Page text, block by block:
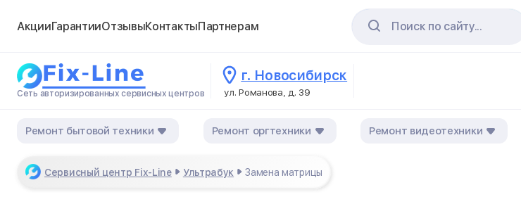
АкцииГарантииОтзывыКонтактыПартнерам Поиск по сайту...
Сеть авторизированных сервисных центров
г. Новосибирск
ул. Романова, д. 39
Ремонт бытовой техники Ремонт оргтехники Ремонт видеотехники
Сервисный центр Fix-Line Ультрабук Замена матрицы